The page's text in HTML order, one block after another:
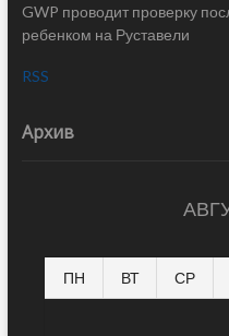
GWP проводит проверку
ребенком на Руставели
RSS
Архив
ПН ВТ СР